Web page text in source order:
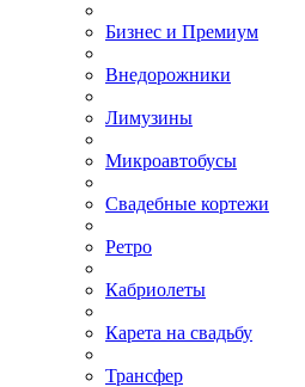
Бизнес и Премиум
Внедорожники
Лимузины
Микроавтобусы
Свадебные кортежи
Ретро
Кабриолеты
Карета на свадьбу
Трансфер